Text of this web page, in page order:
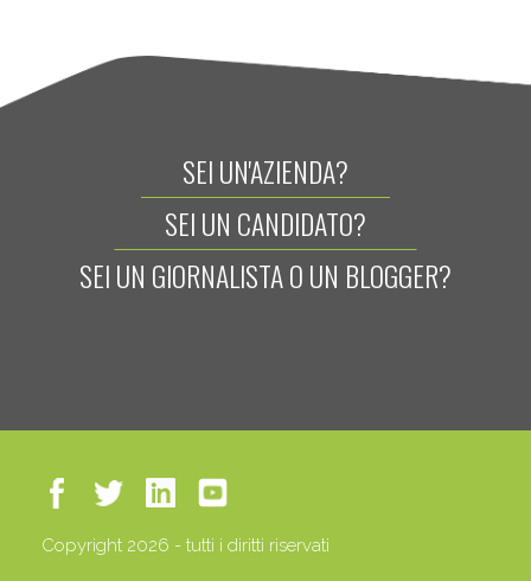
SEI UN'AZIENDA?
SEI UN CANDIDATO?
SEI UN GIORNALISTA O UN BLOGGER?
Copyright 2026 - tutti i diritti riservati